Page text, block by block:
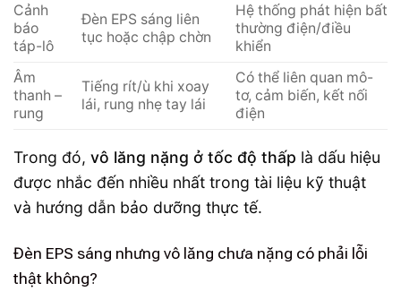
Cảnh
báo
táp-lô
Đèn EPS sáng liên
tục hoặc chập chờn
Hệ thống phát hiện bất
thường điện/điều
khiển
Âm
thanh –
rung
Tiếng rít/ù khi xoay
lái, rung nhẹ tay lái
Có thể liên quan mô-
tơ, cảm biến, kết nối
điện
Trong đó, vô lăng nặng ở tốc độ thấp là dấu hiệu
được nhắc đến nhiều nhất trong tài liệu kỹ thuật
và hướng dẫn bảo dưỡng thực tế.
Đèn EPS sáng nhưng vô lăng chưa nặng có phải lỗi
thật không?